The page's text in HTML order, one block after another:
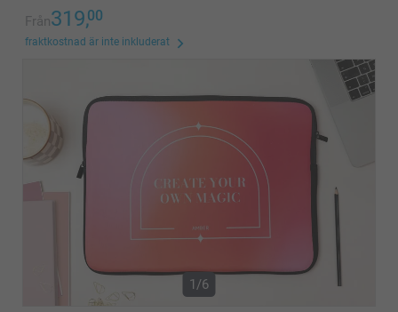
Från319,00
fraktkostnad är inte inkluderat
1/6